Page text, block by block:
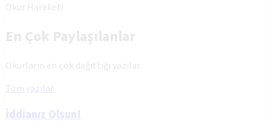
Okur Hareketi
En Çok Paylaşılanlar
Okurların en çok dağıttığı yazılar.
Tüm yazılar
İddianız Olsun!